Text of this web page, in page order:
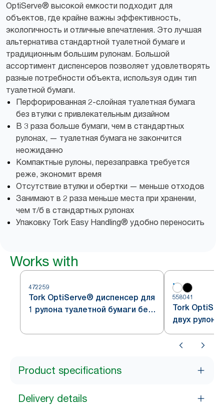
OptiServe® высокой емкости подходит для
объектов, где крайне важны эффективность,
экологичность и отличные впечатления. Это лучшая
альтернатива стандартной туалетной бумаге и
традиционным большим рулонам. Большой
ассортимент диспенсеров позволяет удовлетворять
разные потребности объекта, используя один тип
туалетной бумаги.
Перфорированная 2-слойная туалетная бумага
без втулки с привлекательным дизайном
В 3 раза больше бумаги, чем в стандартных
рулонах, — туалетная бумага не закончится
неожиданно
Компактные рулоны, перезаправка требуется
реже, экономит время
Отсутствие втулки и обертки — меньше отходов
Занимают в 2 раза меньше места при хранении,
чем т/б в стандартных рулонах
Упаковку Tork Easy Handling® удобно переносить
Works with
472259
Tork OptiServe® диспенсер для
1 рулона туалетной бумаги без
558041
Tork
двух
без втулки
Product specifications
Delivery details